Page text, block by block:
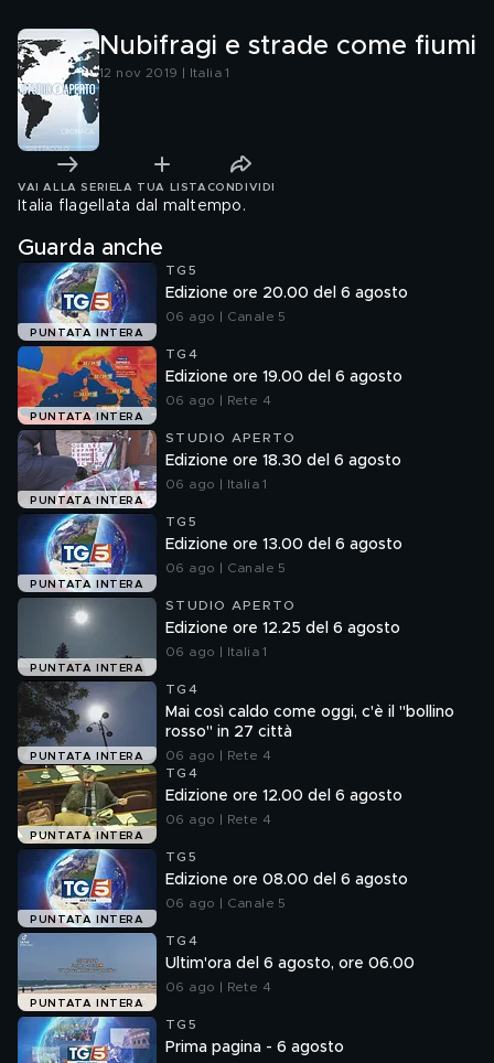
Nubifragi e strade come fiumi
12 nov 2019 | Italia 1
VAI ALLA SERIE LA TUA LISTA CONDIVIDI
Italia flagellata dal maltempo.
Guarda anche
PUNTATA INTERA
TG5
Edizione ore 20.00 del 6 agosto
06 ago | Canale 5
PUNTATA INTERA
TG4
Edizione ore 19.00 del 6 agosto
06 ago | Rete 4
PUNTATA INTERA
STUDIO APERTO
Edizione ore 18.30 del 6 agosto
06 ago | Italia 1
PUNTATA INTERA
TG5
Edizione ore 13.00 del 6 agosto
06 ago | Canale 5
PUNTATA INTERA
STUDIO APERTO
Edizione ore 12.25 del 6 agosto
06 ago | Italia 1
PUNTATA INTERA
TG4
Mai così caldo come oggi, c'è il "bollino
rosso" in 27 città
06 ago | Rete 4
PUNTATA INTERA
TG4
Edizione ore 12.00 del 6 agosto
06 ago | Rete 4
PUNTATA INTERA
TG5
Edizione ore 08.00 del 6 agosto
06 ago | Canale 5
PUNTATA INTERA
TG4
Ultim'ora del 6 agosto, ore 06.00
06 ago | Rete 4
TG5
Prima pagina - 6 agosto